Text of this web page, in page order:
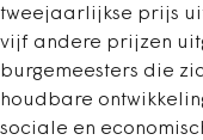
tweejaarlijkse prijs
vijf andere prijzen
burgemeesters die
houdbare
sociale en